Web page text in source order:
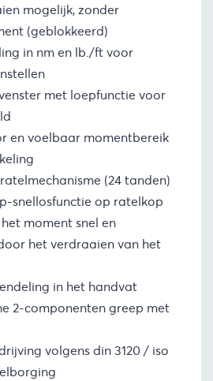
mogelijk, zonder
(geblokkeerd)
in nm en lb./ft voor
met loepfunctie voor
en voelbaar momentbereik
(24 tanden)
snellosfunctie op ratelkop
moment snel en
het verdraaien van het
in het handvat
2-componenten greep met
volgens din 3120 / iso